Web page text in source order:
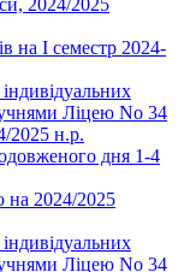
на І семестр 2024-
Ліцею No 34
2025 н.р.
дня 1-4
на 2024/2025
Ліцею No 34